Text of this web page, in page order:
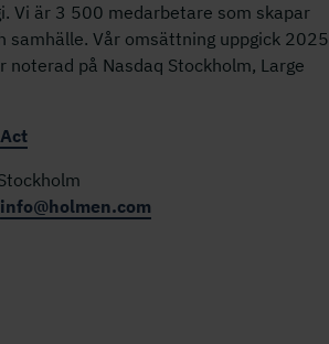
Vi är 3 500 medarbetare som skapar
samhälle. Vår omsättning uppgick 2025
på Nasdaq Stockholm, Large
info@holmen.com